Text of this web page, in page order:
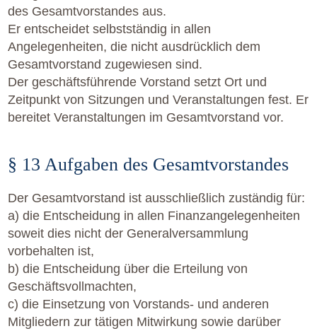
des Gesamtvorstandes aus.
Er entscheidet selbstständig in allen
Angelegenheiten, die nicht ausdrücklich dem
Gesamtvorstand zugewiesen sind.
Der geschäftsführende Vorstand setzt Ort und
Zeitpunkt von Sitzungen und Veranstaltungen fest. Er
bereitet Veranstaltungen im Gesamtvorstand vor.
§ 13 Aufgaben des Gesamtvorstandes
Der Gesamtvorstand ist ausschließlich zuständig für:
a) die Entscheidung in allen Finanzangelegenheiten
soweit dies nicht der Generalversammlung
vorbehalten ist,
b) die Entscheidung über die Erteilung von
Geschäftsvollmachten,
c) die Einsetzung von Vorstands- und anderen
Mitgliedern zur tätigen Mitwirkung sowie darüber